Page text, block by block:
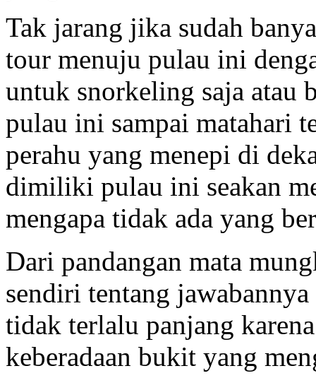
Tak jarang jika sudah
tour menuju pulau ini
untuk snorkeling saja atau
pulau ini sampai matahari
perahu yang menepi di
dimiliki pulau ini seakan
mengapa tidak ada yang
Dari pandangan mata
sendiri tentang
tidak terlalu panjang
keberadaan bukit yang